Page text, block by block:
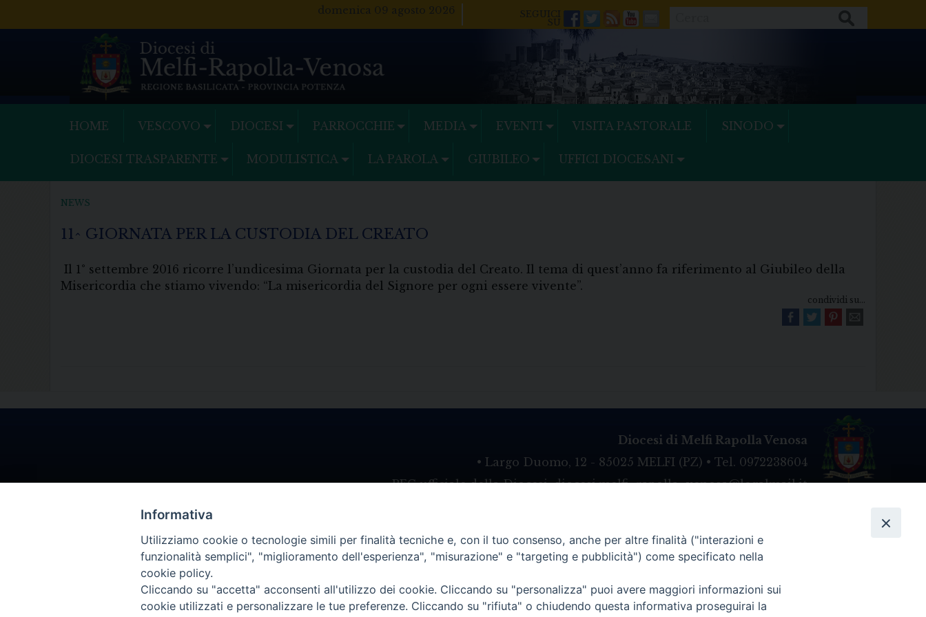
domenica 09 agosto 2026
Facebook
Twitter
FeedsYoutube
Mail
HOME VESCOVO DIOCESI PARROCCHIE MEDIA EVENTI VISITA PASTORALE SINODO
DIOCESI TRASPARENTE MODULISTICA LA PAROLA GIUBILEO UFFICI DIOCESANI
NEWS
11^ GIORNATA PER LA CUSTODIA DEL CREATO
Il 1° settembre 2016 ricorre l’undicesima Giornata per la custodia del Creato. Il tema di quest’anno fa riferimento al Giubileo della
Misericordia che stiamo vivendo: “La misericordia del Signore per ogni essere vivente”.
condividi su...
Diocesi di Melfi Rapolla Venosa
• Largo Duomo, 12 - 85025 MELFI (PZ) • Tel. 0972238604
PEC ufficiale della Diocesi: diocesi.melfi_rapolla_venosa@legalmail.it
Informativa
Utilizziamo cookie o tecnologie simili per finalità tecniche e, con il tuo consenso, anche per altre finalità ("interazioni e
funzionalità semplici", "miglioramento dell'esperienza", "misurazione" e "targeting e pubblicità") come specificato nella
cookie policy.
Cliccando su "accetta" acconsenti all'utilizzo dei cookie. Cliccando su "personalizza" puoi avere maggiori informazioni sui
cookie utilizzati e personalizzare le tue preferenze. Cliccando su "rifiuta" o chiudendo questa informativa proseguirai la